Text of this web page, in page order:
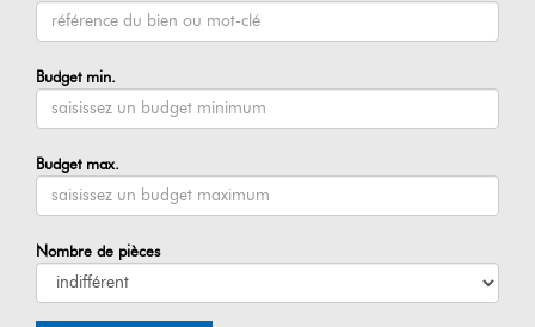
Budget min.
Budget max.
Nombre de pièces